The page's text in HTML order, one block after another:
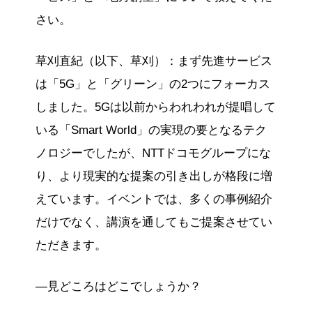
さい。
草刈直紀（以下、草刈）：まず先進サービス
は「5G」と「グリーン」の2つにフォーカス
しました。5Gは以前からわれわれが提唱して
いる「Smart World」の実現の要となるテク
ノロジーでしたが、NTTドコモグループにな
り、より現実的な提案の引き出しが格段に増
えています。イベントでは、多くの事例紹介
だけでなく、講演を通してもご提案させてい
ただきます。
―見どころはどこでしょうか？